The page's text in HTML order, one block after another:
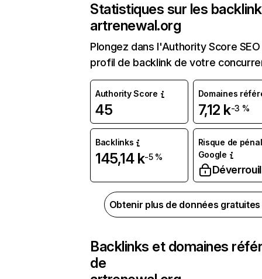
Statistiques sur les
artrenewal.org
Plongez dans l'Authority Score
profil de backlink de votre
Authority Score
45
Domaines
7,12 k-3 %
Backlinks
145,14 k-5 %
Risque de
Google
Obtenir plus de données
Backlinks et domaines
de